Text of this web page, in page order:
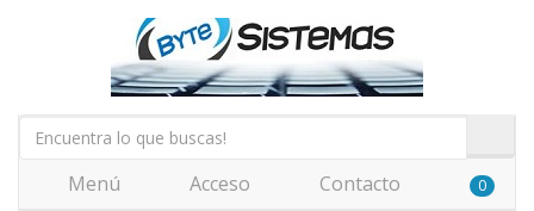
Menú Acceso Contacto 0